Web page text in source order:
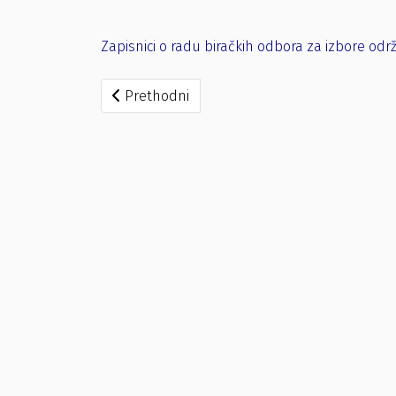
Zapisnici o radu biračkih odbora za izbore
Prethodni članak: Rješenje po prigovoru - br.
Prethodni